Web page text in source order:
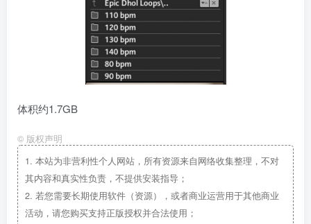
体积约1.7GB
© 版权声明
1. 本站为非营利性个人网站，所有资源来自网络收集整理，不对
其内容和真实性负责，不提供安装指导；
2. 若您需要长期使用软件（资源），或者商业运营用于其他商业
活动，请您购买支持正版授权并合法使用；